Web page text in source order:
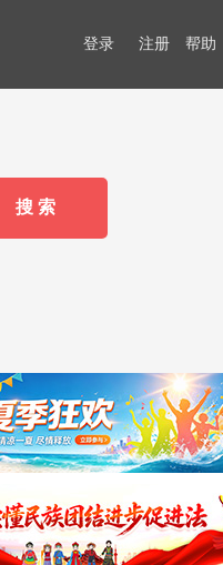
登录 注册 帮助